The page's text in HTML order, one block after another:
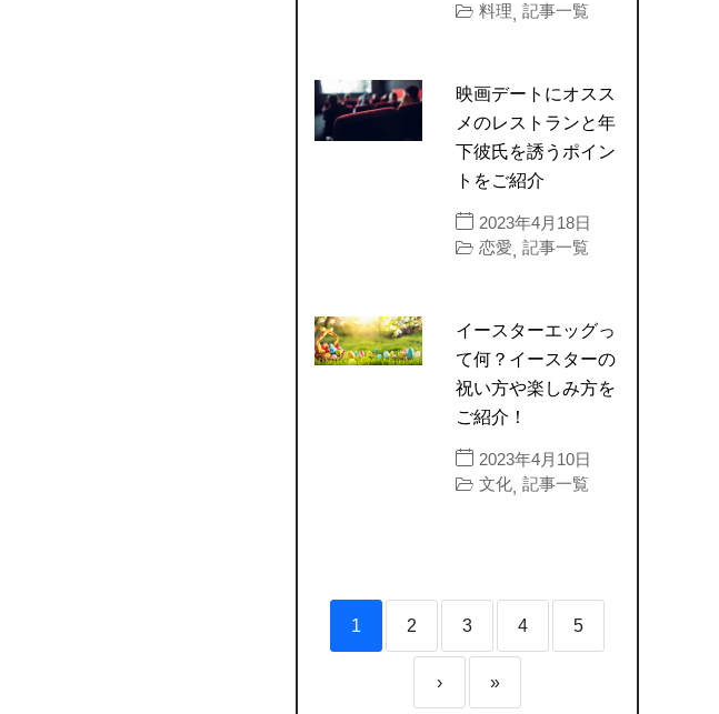
料理, 記事一覧
映画デートにオスス
メのレストランと年
下彼氏を誘うポイン
トをご紹介
2023年4月18日
恋愛, 記事一覧
イースターエッグっ
て何？イースターの
祝い方や楽しみ方を
ご紹介！
2023年4月10日
文化, 記事一覧
1 2 3 4 5
› »